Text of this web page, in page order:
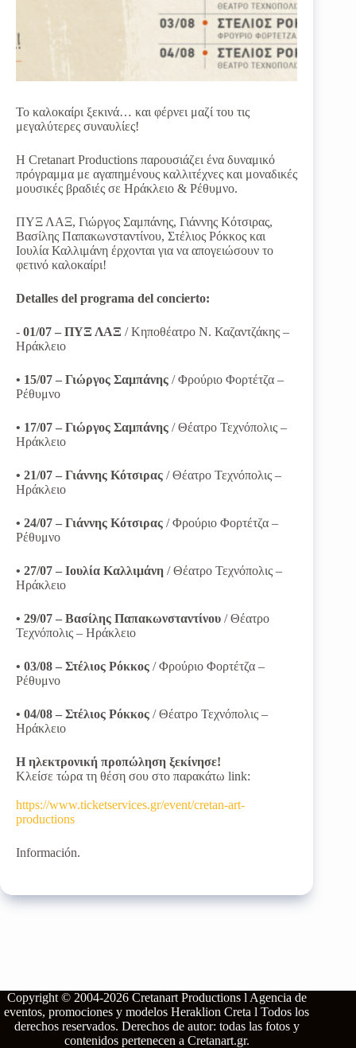
Το καλοκαίρι ξεκινά… και φέρνει μαζί του τις
μεγαλύτερες συναυλίες!
Η Cretanart Productions παρουσιάζει ένα δυναμικό
πρόγραμμα με αγαπημένους καλλιτέχνες και μοναδικές
μουσικές βραδιές σε Ηράκλειο & Ρέθυμνο.
ΠΥΞ ΛΑΞ, Γιώργος Σαμπάνης, Γιάννης Κότσιρας,
Βασίλης Παπακωνσταντίνου, Στέλιος Ρόκκος και
Ιουλία Καλλιμάνη έρχονται για να απογειώσουν το
φετινό καλοκαίρι!
Detalles del programa del concierto:
- 01/07 – ΠΥΞ ΛΑΞ / Κηποθέατρο Ν. Καζαντζάκης –
Ηράκλειο
• 15/07 – Γιώργος Σαμπάνης / Φρούριο Φορτέτζα –
Ρέθυμνο
• 17/07 – Γιώργος Σαμπάνης / Θέατρο Τεχνόπολις –
Ηράκλειο
• 21/07 – Γιάννης Κότσιρας / Θέατρο Τεχνόπολις –
Ηράκλειο
• 24/07 – Γιάννης Κότσιρας / Φρούριο Φορτέτζα –
Ρέθυμνο
• 27/07 – Ιουλία Καλλιμάνη / Θέατρο Τεχνόπολις –
Ηράκλειο
• 29/07 – Βασίλης Παπακωνσταντίνου / Θέατρο
Τεχνόπολις – Ηράκλειο
• 03/08 – Στέλιος Ρόκκος / Φρούριο Φορτέτζα –
Ρέθυμνο
• 04/08 – Στέλιος Ρόκκος / Θέατρο Τεχνόπολις –
Ηράκλειο
Η ηλεκτρονική προπώληση ξεκίνησε!
Κλείσε τώρα τη θέση σου στο παρακάτω link:
https://www.ticketservices.gr/event/cretan-art-
productions
Información.
Copyright © 2004-2026 Cretanart Productions l Agencia de
eventos, promociones y modelos Heraklion Creta lTodos los
derechos reservados. Derechos de autor: todas las fotos y
contenidos pertenecen a Cretanart.gr.